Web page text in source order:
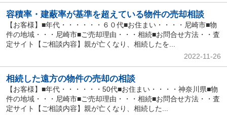
容積率・建蔽率が基準を超えている物件の売却相談
【お客様】■年代・・・・・・６０代■お住まい・・・・尼崎市■物
件の地域・・・尼崎市■ご売却理由・・・相続■お問合せ方法・・査
定サイト【ご相談内容】親が亡くなり、相続したを...
2022-11-26
相続した遠方の物件の売却の相談
【お客様】■年代・・・・・・50代■お住まい・・・・神奈川県■物
件の地域・・・尼崎市■ご売却理由・・・相続■お問合せ方法・・査
定サイト【ご相談内容】親が亡くなり、相続した...